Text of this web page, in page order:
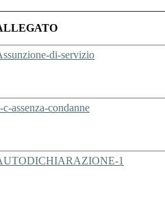
di-servizio
c-assenza-condanne
1